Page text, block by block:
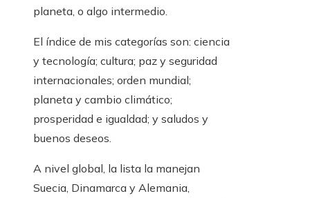
planeta, o algo intermedio.
El índice de mis categorías son: ciencia
y tecnología; cultura; paz y seguridad
internacionales; orden mundial;
planeta y cambio climático;
prosperidad e igualdad; y saludos y
buenos deseos.
A nivel global, la lista la manejan
Suecia, Dinamarca y Alemania,